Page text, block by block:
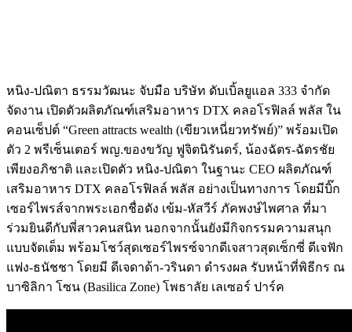
หนิง-ปณิตา ธรรมวัฒนะ จับมือ บริษัท ดับเบิ้ลยูแอล 333 จำกัด
จัดงาน เปิดตัวผลิตภัณฑ์เสริมอาหาร DTX คลอโรฟิลล์ พลัส ใน
คอนเซ็ปต์ “Green attracts wealth (เขียวเหนี่ยวทรัพย์)” พร้อมเปิด
ตัว 2 พรีเซ็นเตอร์ พญ.ของขวัญ ฟูจิตนิรันดร์, น้องฉัตร-ฉัตรชัย
เพียงอภิชาติ และเปิดตัว หนิง-ปณิตา ในฐานะ CEO ผลิตภัณฑ์
เสริมอาหาร DTX คลอโรฟิลล์ พลัส อย่างเป็นทางการ โดยมีบิ๊ก
เซอร์ไพรส์จากพระเอกชื่อดัง เข้ม-หัสวีร์ ภัคพงษ์ไพศาล ที่มา
ร่วมยินดีกับพี่สาวคนสนิท นอกจากนั้นยังมีกิจกรรมความสนุก
แบบจัดเต็ม พร้อมโชว์สุดเซอร์ไพรซ์จากดีเจสาวสุดเซ็กซี่ ดีเจฟัก
แฟง-ธนัชชา โดยมี ดีเจดาด้า-วรินดา ดำรงผล รับหน้าที่พิธีกร ณ
บาซิลิกา โซน (Basilica Zone) โพธาลัย เลเซอร์ ปาร์ค